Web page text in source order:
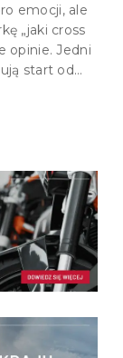
emocji, ale
„jaki cross
opinie. Jedni
start od
do